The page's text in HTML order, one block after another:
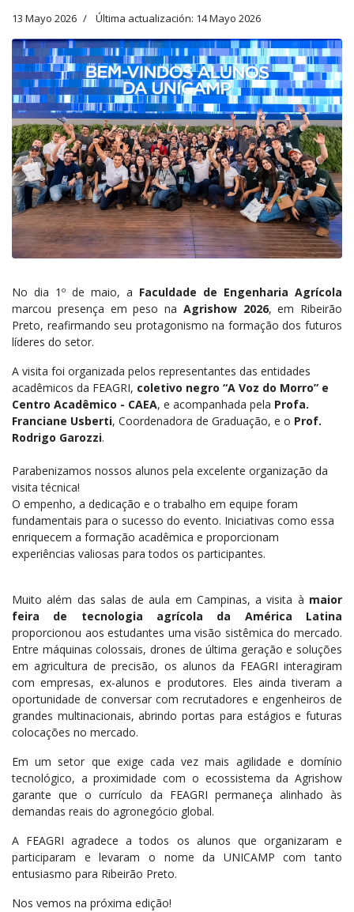
13 Mayo 2026 Última actualización: 14 Mayo 2026
No dia 1º de maio, a Faculdade de Engenharia Agrícola
marcou presença em peso na Agrishow 2026, em Ribeirão
Preto, reafirmando seu protagonismo na formação dos futuros
líderes do setor.
A visita foi organizada pelos representantes das entidades
acadêmicos da FEAGRI, coletivo negro “A Voz do Morro” e
Centro Acadêmico - CAEA, e acompanhada pela Profa.
Franciane Usberti, Coordenadora de Graduação, e o Prof.
Rodrigo Garozzi.
Parabenizamos nossos alunos pela excelente organização da
visita técnica!
O empenho, a dedicação e o trabalho em equipe foram
fundamentais para o sucesso do evento. Iniciativas como essa
enriquecem a formação acadêmica e proporcionam
experiências valiosas para todos os participantes.
Muito além das salas de aula em Campinas, a visita à maior
feira de tecnologia agrícola da América Latina
proporcionou aos estudantes uma visão sistêmica do mercado.
Entre máquinas colossais, drones de última geração e soluções
em agricultura de precisão, os alunos da FEAGRI interagiram
com empresas, ex-alunos e produtores. Eles ainda tiveram a
oportunidade de conversar com recrutadores e engenheiros de
grandes multinacionais, abrindo portas para estágios e futuras
colocações no mercado.
Em um setor que exige cada vez mais agilidade e domínio
tecnológico, a proximidade com o ecossistema da Agrishow
garante que o currículo da FEAGRI permaneça alinhado às
demandas reais do agronegócio global.
A FEAGRI agradece a todos os alunos que organizaram e
participaram e levaram o nome da UNICAMP com tanto
entusiasmo para Ribeirão Preto.
Nos vemos na próxima edição!